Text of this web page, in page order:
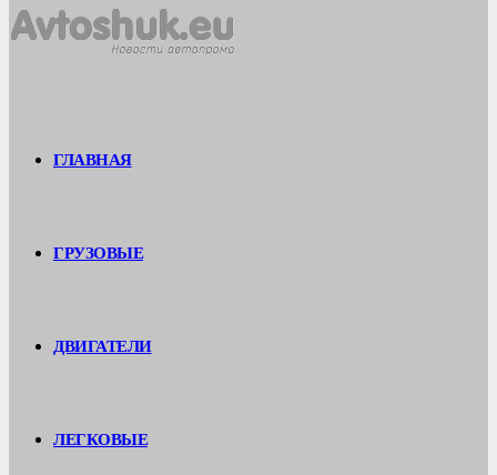
ГЛАВНАЯ
ГРУЗОВЫЕ
ДВИГАТЕЛИ
ЛЕГКОВЫЕ